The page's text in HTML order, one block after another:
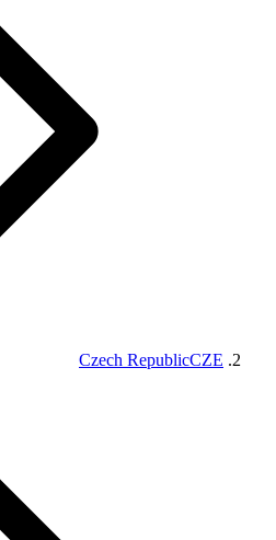
Czech RepublicCZE